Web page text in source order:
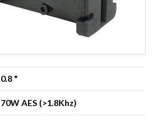
0.8 "
70W AES (>1.8Khz)